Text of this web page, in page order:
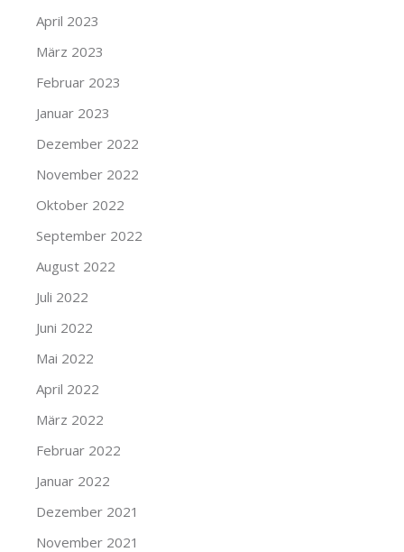
April 2023
März 2023
Februar 2023
Januar 2023
Dezember 2022
November 2022
Oktober 2022
September 2022
August 2022
Juli 2022
Juni 2022
Mai 2022
April 2022
März 2022
Februar 2022
Januar 2022
Dezember 2021
November 2021